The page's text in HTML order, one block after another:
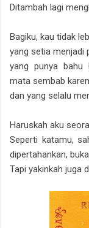
Ditambah lagi
Bagiku, kau tidak
yang setia menjadi
yang punya bahu
mata sembab
dan yang selalu
Haruskah aku
Seperti katamu,
dipertahankan,
Tapi yakinkah juga